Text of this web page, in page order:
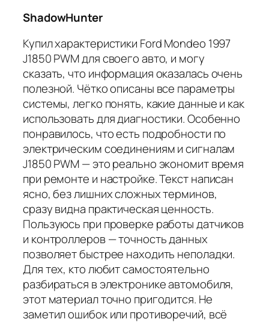
ShadowHunter
Купил характеристики Ford Mondeo 1997
J1850 PWM для своего авто, и могу
сказать, что информация оказалась очень
полезной. Чётко описаны все параметры
системы, легко понять, какие данные и как
использовать для диагностики. Особенно
понравилось, что есть подробности по
электрическим соединениям и сигналам
J1850 PWM — это реально экономит время
при ремонте и настройке. Текст написан
ясно, без лишних сложных терминов,
сразу видна практическая ценность.
Пользуюсь при проверке работы датчиков
и контроллеров — точность данных
позволяет быстрее находить неполадки.
Для тех, кто любит самостоятельно
разбираться в электронике автомобиля,
этот материал точно пригодится. Не
заметил ошибок или противоречий, всё